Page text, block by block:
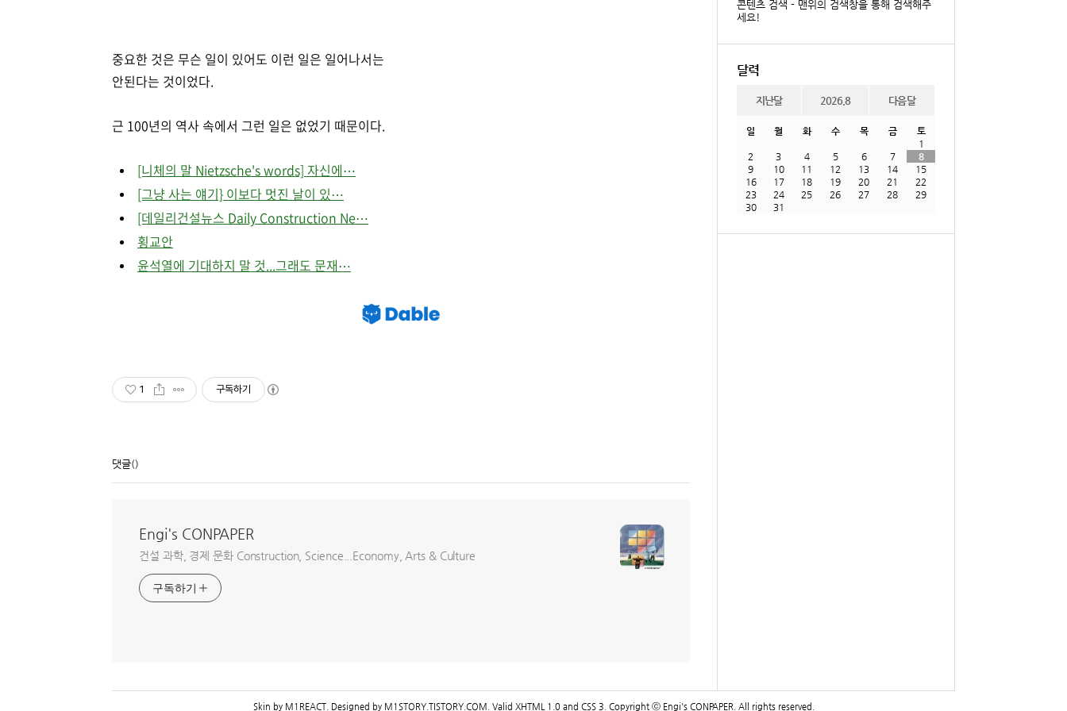
중요한 것은 무슨 일이 있어도 이런 일은 일어나서는
안된다는 것이었다.
근 100년의 역사 속에서 그런 일은 없었기 때문이다.
[니체의 말 Nietzsche's words] 자신에⋯
[그냥 사는 얘기} 이보다 멋진 날이 있⋯
[데일리건설뉴스 Daily Construction Ne⋯
횡교안
윤석열에 기대하지 말 것...그래도 문재⋯
1 구독하기
댓글()
Engi's CONPAPER
건설 과학, 경제 문화 Construction, Science...Economy, Arts & Culture
구독하기
콘텐츠 검색 - 맨위의 검색창을 통해 검색해주
세요!
달력
지난달 2026.8 다음달
일 월 화 수 목 금
토
1
2
3 4 5 6 7
8
9
10 11 12 13 14
15
16
17 18 19 20 21
22
23
24 25 26 27 28
29
30
31
Skin by M1REACT. Designed by M1STORY.TISTORY.COM . Valid XHTML 1.0 and CSS 3 . Copyright ⓒ Engi's CONPAPER . All rights reserved.